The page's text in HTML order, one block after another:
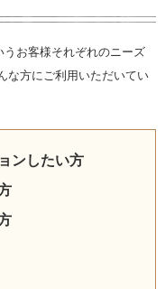
お客様それぞれのニーズ
な方にご利用いただいてい
ンしたい方